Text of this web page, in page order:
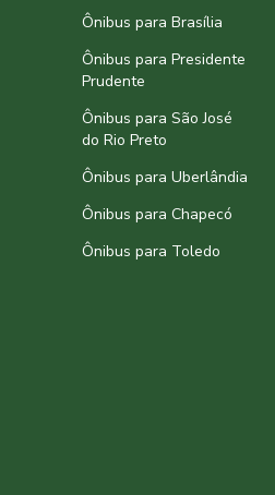
Ônibus para Brasília
Ônibus para Presidente
Prudente
Ônibus para São José
do Rio Preto
Ônibus para Uberlândia
Ônibus para Chapecó
Ônibus para Toledo